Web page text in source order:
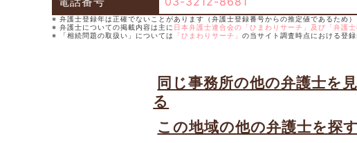
※ 弁護士登録年は正確でないことがあります（弁護士登録番号からの推定値であるため）
※ 弁護士についての掲載内容は主に 日本弁護士連合会の「ひまわりサーチ」及び「弁護士
※ 「相続問題の取扱い」については
「ひまわりサーチ」 の当サイト調査時点における登
同じ事務所の他の弁護士を見
る
この地域の他の弁護士を探す